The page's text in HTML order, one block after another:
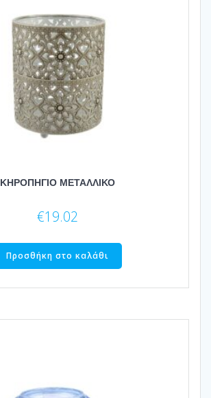
ΚΗΡΟΠΗΓΙΟ ΜΕΤΑΛΛΙΚΟ
€19.02
Προσθήκη στο καλάθι